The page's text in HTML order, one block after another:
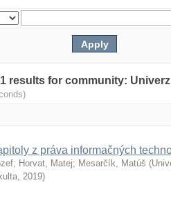
results for community:
z práva informačných
; Horvat, Matej; Mesarčík, Matúš (
, 2019)